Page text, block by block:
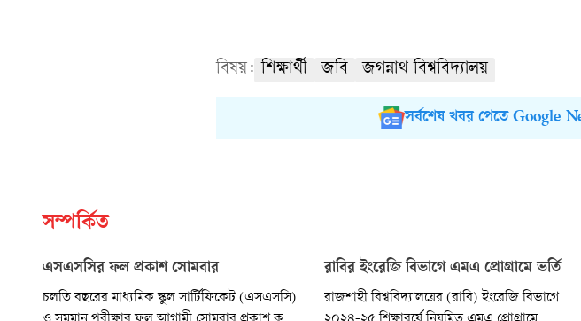
বিষয়: শিক্ষার্থী জবি জগন্নাথ বিশ্ববিদ্যালয়
সর্বশেষ খবর পেতে Google
সম্পর্কিত
এসএসসির ফল প্রকাশ সোমবার
চলতি বছরের মাধ্যমিক স্কুল সার্টিফিকেট (এসএসসি)
রাবির ইংরেজি বিভাগে এমএ প্রোগ্রামে ভর্তি
রাজশাহী বিশ্ববিদ্যালয়ের (রাবি) ইংরেজি বিভাগে